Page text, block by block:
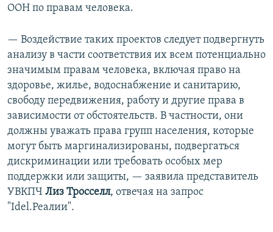
ООН по правам человека.
— Воздействие таких проектов следует подвергнуть
анализу в части соответствия их всем потенциально
значимым правам человека, включая право на
здоровье, жилье, водоснабжение и санитарию,
свободу передвижения, работу и другие права в
зависимости от обстоятельств. В частности, они
должны уважать права групп населения, которые
могут быть маргинализированы, подвергаться
дискриминации или требовать особых мер
поддержки или защиты, — заявила представитель
УВКПЧ Лиз Тросселл, отвечая на запрос
"Idel.Реалии".